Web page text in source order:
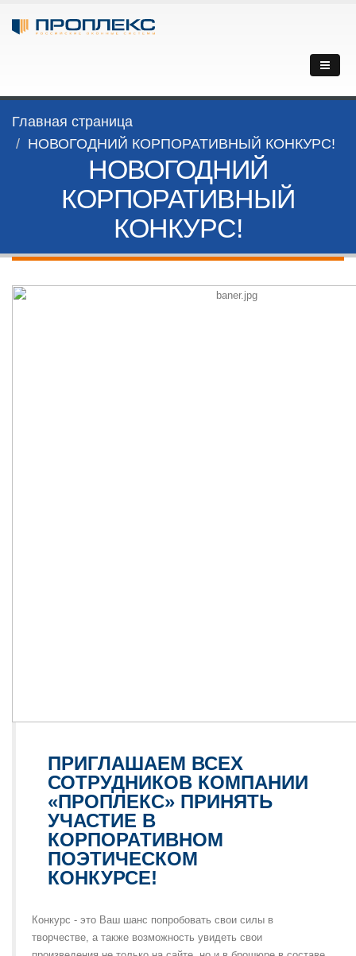
Главная страница
НОВОГОДНИЙ КОРПОРАТИВНЫЙ КОНКУРС!
НОВОГОДНИЙ
КОРПОРАТИВНЫЙ
КОНКУРС!
ПРИГЛАШАЕМ ВСЕХ
СОТРУДНИКОВ КОМПАНИИ
«ПРОПЛЕКС» ПРИНЯТЬ
УЧАСТИЕ В
КОРПОРАТИВНОМ
ПОЭТИЧЕСКОМ
КОНКУРСЕ!
Конкурс - это Ваш шанс попробовать свои силы в
творчестве, а также возможность увидеть свои